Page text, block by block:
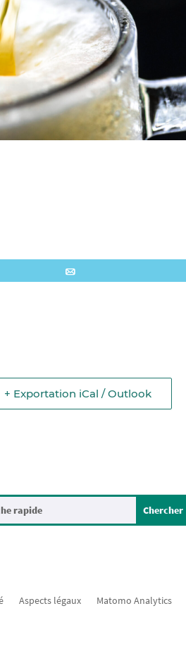
+ Exportation iCal / Outlook
Aspects légaux Matomo Analytics